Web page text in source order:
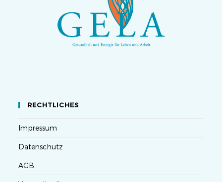
RECHTLICHES
Impressum
Datenschutz
AGB